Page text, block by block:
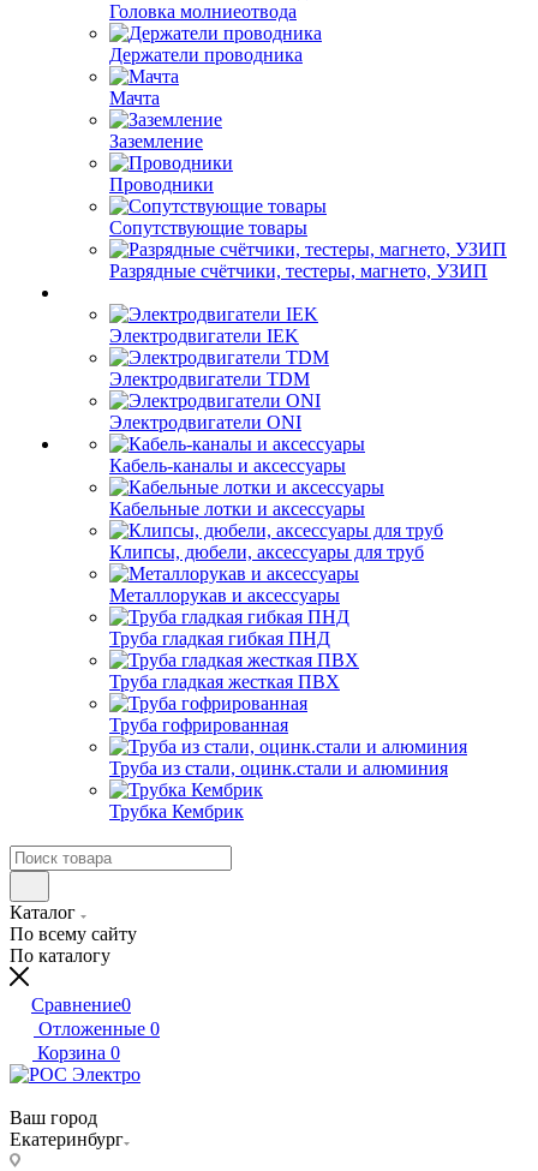
Головка молниеотвода
Держатели проводника
Мачта
Заземление
Проводники
Сопутствующие товары
Разрядные счётчики, тестеры, магнето, УЗИП
Электродвигатели IEK
Электродвигатели TDM
Электродвигатели ONI
Кабель-каналы и аксессуары
Кабельные лотки и аксессуары
Клипсы, дюбели, аксессуары для труб
Металлорукав и аксессуары
Труба гладкая гибкая ПНД
Труба гладкая жесткая ПВХ
Труба гофрированная
Труба из стали, оцинк.стали и алюминия
Трубка Кембрик
Каталог
По всему сайту
По каталогу
Сравнение0
Отложенные 0
Корзина 0
Ваш город
Екатеринбург